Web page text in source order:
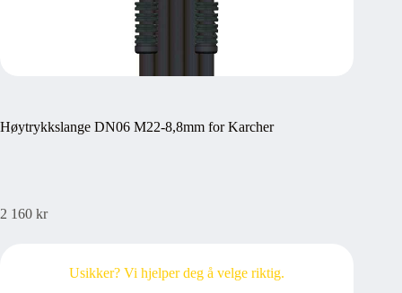
Høytrykkslange DN06 M22-8,8mm for Karcher
2 160 kr
Usikker? Vi hjelper deg å velge riktig.